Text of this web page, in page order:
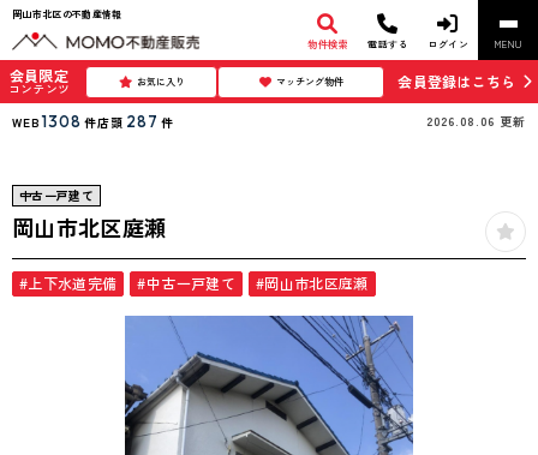
岡山市北区の不動産情報
物件検索 電話する ログイン MENU
会員限定
コンテンツ お気に入り マッチング物件 会員登録はこちら
WEB 1308 件店頭 287 件 2026.08.06 更新
中古一戸建て
岡山市北区庭瀬
#上下水道完備 #中古一戸建て #岡山市北区庭瀬